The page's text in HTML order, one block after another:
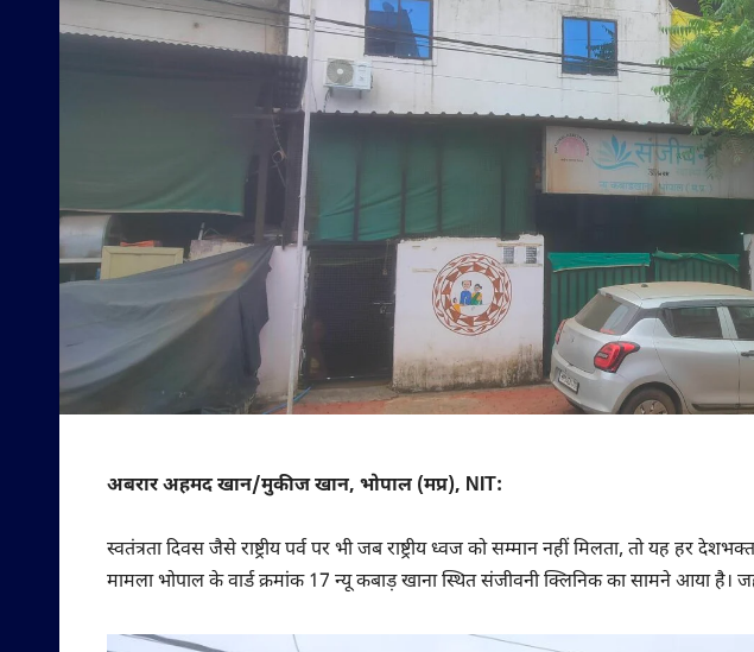
अबरार अहमद खान/मुकीज खान, भोपाल (मप्र), NIT:
स्वतंत्रता दिवस जैसे राष्ट्रीय पर्व पर भी जब राष्ट्रीय ध्वज को सम्मान नहीं मिलता, तो यह हर
मामला भोपाल के वार्ड क्रमांक 17 न्यू कबाड़ खाना स्थित संजीवनी क्लिनिक का सामने आया है।